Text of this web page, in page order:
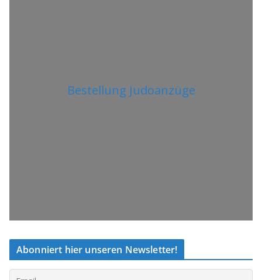
Bestellung Judoanzüge
Abonniert hier unseren Newsletter!